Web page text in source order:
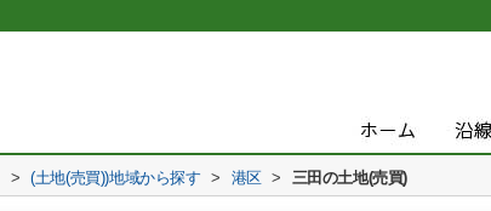
> (土地(売買))地域から探す > 港区 > 三田の土地(売買)